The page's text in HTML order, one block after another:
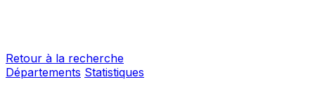
Retour à la recherche
Départements Statistiques